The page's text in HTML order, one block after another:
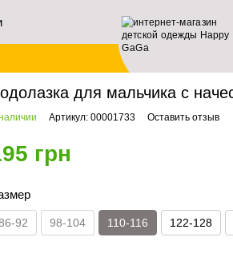
Водолазки Водолазка
для мальчика с
Артикул: 00001733 Оставить отзыв
грн
92 98-104 110-116 122-128